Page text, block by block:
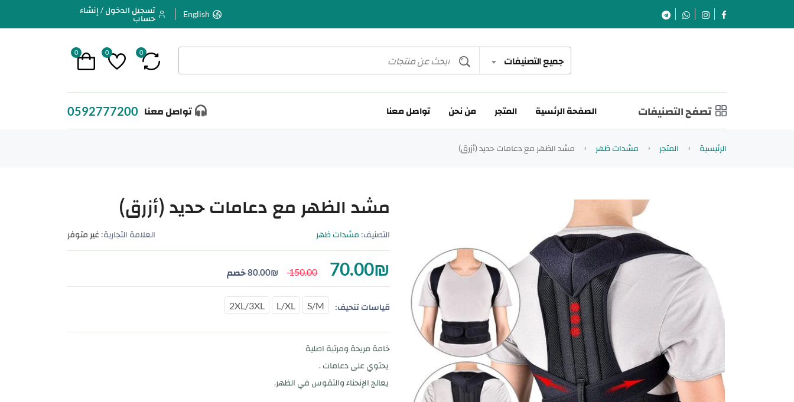
English
تسجيل الدخول / إنشاء
حساب
جميع التصنيفات
0
0
0
تصفح التصنيفات الصفحة الرئسية المتجر من نحن تواصل معنا تواصل معنا 0592777200
الرئيسية المتجر مشدات ظهر مشد الظهر مع دعامات حديد (أزرق)
مشد الظهر مع دعامات حديد (أزرق)
التصنيف: مشدات ظهر العلامة التجارية: غير متوفر
70.00₪
150.00
80.00₪ خصم
قياسات تنحيف: S/M
L/XL
2XL/3XL
خامة مريحة ومرتبة اصلية
يحتوي على دعامات .
يعالج الإنحناء والتقوس في الظهر.